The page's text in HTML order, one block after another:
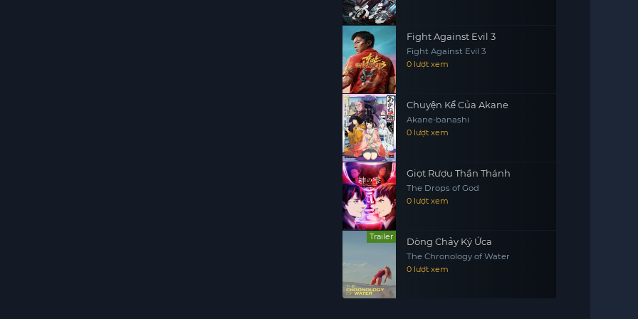
Fight Against Evil 3
Fight Against Evil 3
0 lượt xem
Chuyện Kể Của Akane
Akane-banashi
0 lượt xem
Giọt Rượu Thần Thánh
The Drops of God
0 lượt xem
Trailer Dòng Chảy Ký Ứca
The Chronology of Water
0 lượt xem